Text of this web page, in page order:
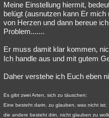
Meine Einstellung hiermit,
belügt (ausnutzen kann Er
von Herzen und dann bereue
Problem.......
Er muss damit klar kommen,
Ich handle aus und mit gutem
Daher verstehe ich Euch eben
Es gibt zwei Arten, sich zu täuschen:
Eine besteht darin, zu glauben, was nicht ist;
die andere besteht drin, nicht glauben zu